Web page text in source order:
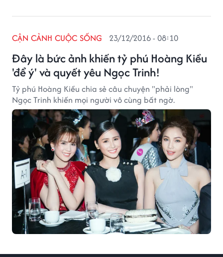
Đây là bức ảnh khiến tỷ phú Hoàng Kiều
'để ý' và quyết yêu Ngọc Trinh!
CẬN CẢNH CUỘC SỐNG 23/12/2016 - 08:10
Tỷ phú Hoàng Kiều chia sẻ câu chuyện "phải lòng"
Ngọc Trinh khiến mọi người vô cùng bất ngờ.